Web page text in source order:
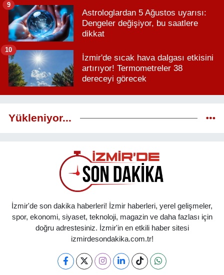
Astrologlardan 5 Ağustos uyarısı:
Dengeler değişiyor, bu saatlere
dikkat
9
İzmir'de sıcak hava dalgası etkisini
artırıyor! Termometreler 38
dereceyi görecek
10
Yükleniyor...
İzmir'de son dakika haberleri! İzmir haberleri, yerel gelişmeler,
spor, ekonomi, siyaset, teknoloji, magazin ve daha fazlası için
doğru adrestesiniz. İzmir'in en etkili haber sitesi
izmirdesondakika.com.tr!